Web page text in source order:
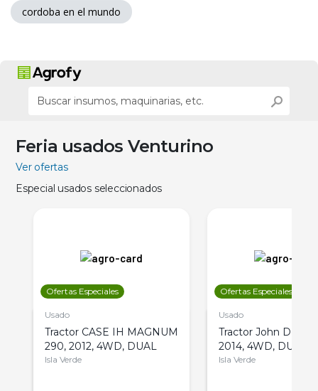
cordoba en el mundo
Feria usados Venturino
Ver ofertas
Especial usados seleccionados
Ofertas Especiales
Usado
Tractor CASE IH MAGNUM
290, 2012, 4WD, DUAL
Isla Verde
Ofertas Especiales
Usado
Tractor John Deere
2014, 4WD, DUAL
Isla Verde